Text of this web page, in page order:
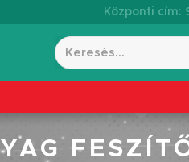
Központi cím: